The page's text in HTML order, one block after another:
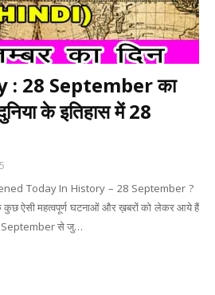
28 September का
के इतिहास में 28
Today In History – 28 September ?
कुछ ऐसी महत्वपूर्ण घटनाओं और ख़बरों को लेकर आये हैं
September से जु…